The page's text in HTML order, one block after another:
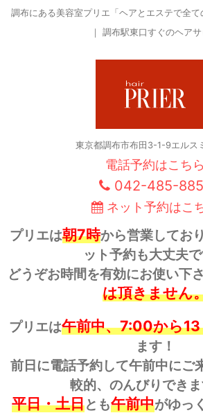
調布にある美容室プリエ「ヘアとエステで全て
｜ 調布駅東口すぐのヘア
東京都調布市布田3-1-9エルス
電話予約はこちら
042-485-
ネット予約はこ
プリエは朝7時から営業してお
ット予約も大丈夫で
どうぞお時間を有効にお使い下さ
は頂きません
プリエは午前中、7:00から
ます！
前日に電話予約して午前中にご
較的、のんびりできま
平日・土日とも午前中がゆっ